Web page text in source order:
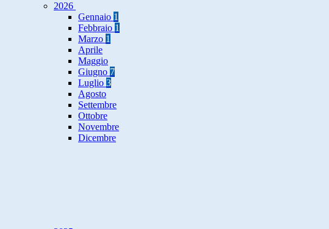
2026
Gennaio 1
Febbraio 1
Marzo 1
Aprile
Maggio
Giugno 7
Luglio 3
Agosto
Settembre
Ottobre
Novembre
Dicembre